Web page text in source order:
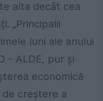
alta decât cea
„Principalii
luni ale anului
- ALDE, pur și
economică
de creștere a